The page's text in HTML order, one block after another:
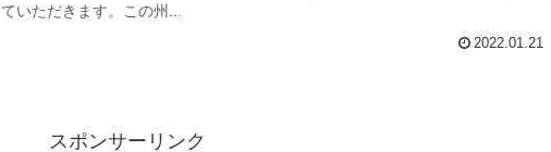
ていただきます。この州...
2022.01.21
スポンサーリンク